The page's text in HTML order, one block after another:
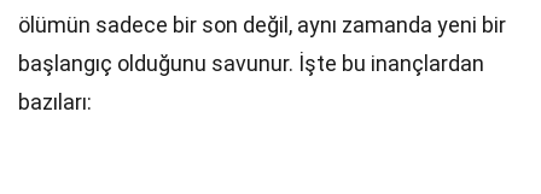
ölümün sadece bir son değil, aynı zamanda yeni bir
başlangıç olduğunu savunur. İşte bu inançlardan
bazıları: